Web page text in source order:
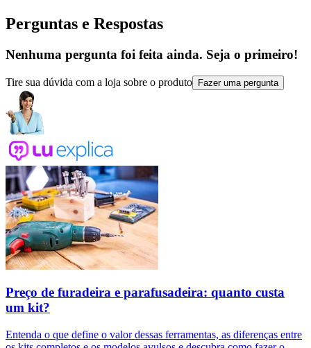
Perguntas e Respostas
Nenhuma pergunta foi feita ainda. Seja o primeiro!
Tire sua dúvida com a loja sobre o produto Fazer uma pergunta
Preço de furadeira e parafusadeira: quanto custa
um kit?
Entenda o que define o valor dessas ferramentas, as diferenças entre